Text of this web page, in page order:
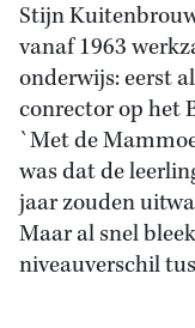
Stijn
vanaf 1963
onderwijs: eerst
conrector op het
`Met de
was dat de
jaar zouden
Maar al snel
niveauverschil